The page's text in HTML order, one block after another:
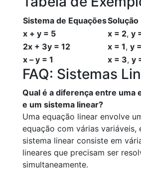
Sistema de EquaçõesSolução
x + y = 5
x = 2, y
2x + 3y = 12
x = 1, y
x – y = 1
x = 3, y
FAQ: Sistemas
Qual é a diferença entre uma
e um sistema linear?
Uma equação linear envolve
equação com várias variáveis,
sistema linear consiste em
lineares que precisam ser
simultaneamente.